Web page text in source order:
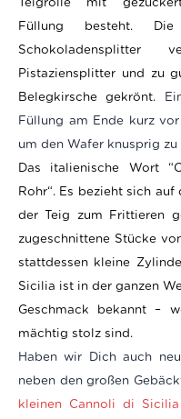
Füllung besteht.
Pistaziensplitter und zu
Belegkirsche gekrönt.
Füllung am Ende kurz
um den Wafer knusprig zu
Das italienische Wort
Rohr“. Es bezieht sich
der Teig zum Frittieren
zugeschnittene Stücke
stattdessen kleine
Sicilia ist in der ganzen
Geschmack bekannt –
mächtig stolz sind.
Haben wir Dich auch
neben den großen
kleinen Cannoli di Sicilia